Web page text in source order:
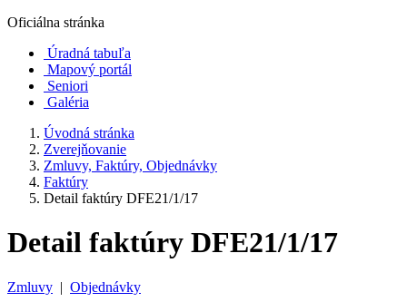
Oficiálna stránka
Úradná tabuľa
Mapový portál
Seniori
Galéria
Úvodná stránka
Zverejňovanie
Zmluvy, Faktúry, Objednávky
Faktúry
Detail faktúry DFE21/1/17
Detail faktúry DFE21/1/17
Zmluvy | Objednávky